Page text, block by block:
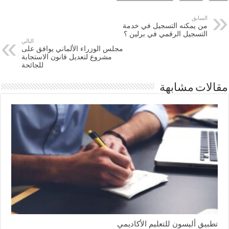
السابق
من يمكنه التسجيل في خدمة
التسجيل الرقمي في برلين ؟
التالي
مجلس الوزراء الألماني يوافق على
مشروع لتعديل قانون الاستجابة
للجائحة
مقالات مشابهة
تطبيق أليسون للتعليم الأكاديمي